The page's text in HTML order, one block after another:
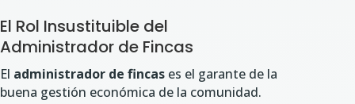
El Rol Insustituible del
Administrador de Fincas
El administrador de fincas es el garante de la
buena gestión económica de la comunidad.